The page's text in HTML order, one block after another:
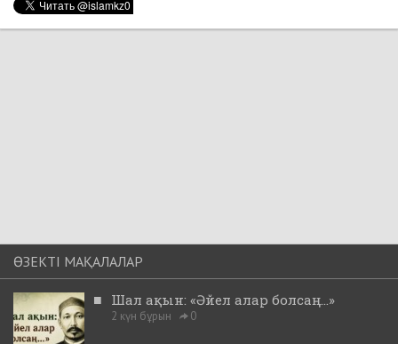
ӨЗЕКТІ МАҚАЛАЛАР
■ Шал ақын: «Әйел алар болсаң...»
2 күн бұрын 0